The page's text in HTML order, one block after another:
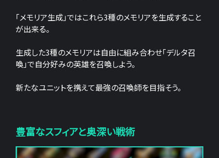
「メモリア生成」ではこれら3種のメモリアを生成すること
が出来る。
生成した3種のメモリアは自由に組み合わせ「デルタ召
喚」で自分好みの英雄を召喚しよう。
新たなユニットを携えて最強の召喚師を目指そう。
豊富なスフィアと奥深い戦術